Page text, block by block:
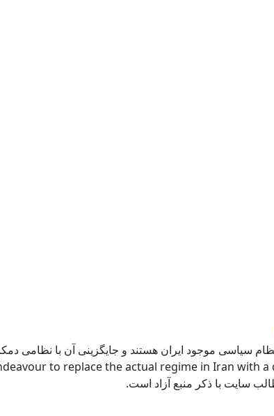
سیاسی موجود ایران هستند و جایگزینی آن با نظامی
to replace the actual regime in Iran with